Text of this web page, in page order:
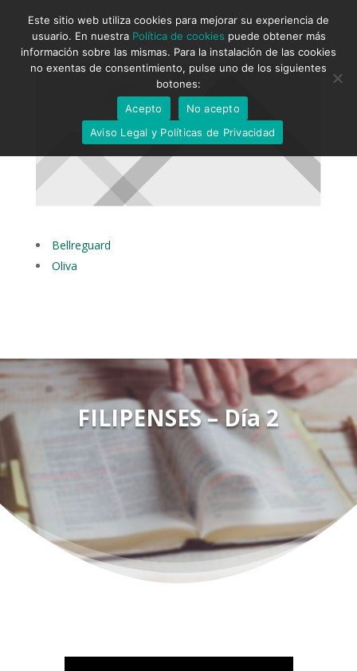
Bellreguard
Oliva
FILIPENSES – Día 2
Este sitio web utiliza cookies para mejorar su experiencia de
usuario. En nuestra Política de cookies puede obtener más
información sobre las mismas. Para la instalación de las cookies
no exentas de consentimiento, pulse uno de los siguientes
botones:
Acepto
No acepto
Aviso Legal y Políticas de Privacidad